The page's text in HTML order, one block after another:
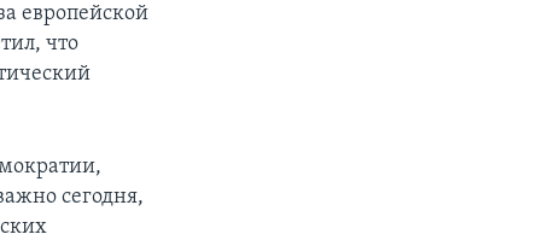
европейской
что
сегодня,